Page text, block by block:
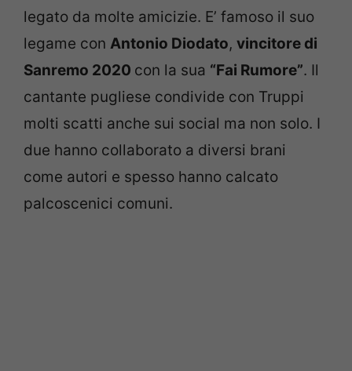
legato da molte amicizie. E’ famoso il suo
legame con Antonio Diodato, vincitore di
Sanremo 2020 con la sua “Fai Rumore”. Il
cantante pugliese condivide con Truppi
molti scatti anche sui social ma non solo. I
due hanno collaborato a diversi brani
come autori e spesso hanno calcato
palcoscenici comuni.